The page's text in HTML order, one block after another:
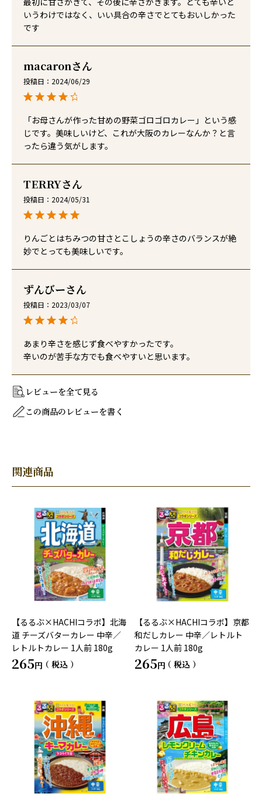
いうわけではなく、いい具合の辛さでとてもおいしかった
です
macaron
投稿日 2024/06/29
「お母さんが作った甘めの野菜ゴロゴロカレー」という感
じです。美味しいけど、これが大阪のカレーなんか？と言
ったら違う気がします。
TERRY
投稿日 2024/05/31
りんごとはちみつの甘さとこしょうの辛さのバランスが絶
妙でとっても美味しいです。
ずんびー
投稿日 2023/03/07
あまり辛さを感じず食べやすかったです。
辛いのが苦手な方でも食べやすいと思います。
レビューを全て見る
この商品のレビューを書く
関連商品
【るるぶ×HACHIコラボ】北海
道 チーズバターカレー 中辛／
レトルトカレー 1人前 180g
265 税込
【るるぶ×HACHIコラボ】京都
和だしカレー 中辛／レトルト
カレー 1人前 180g
265 税込